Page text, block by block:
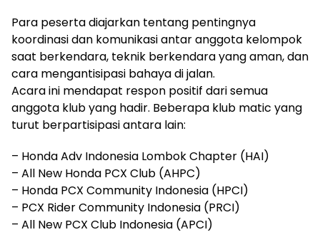
Para peserta diajarkan tentang pentingnya
koordinasi dan komunikasi antar anggota kelompok
saat berkendara, teknik berkendara yang aman, dan
cara mengantisipasi bahaya di jalan.
Acara ini mendapat respon positif dari semua
anggota klub yang hadir. Beberapa klub matic yang
turut berpartisipasi antara lain:
– Honda Adv Indonesia Lombok Chapter (HAI)
– All New Honda PCX Club (AHPC)
– Honda PCX Community Indonesia (HPCI)
– PCX Rider Community Indonesia (PRCI)
– All New PCX Club Indonesia (APCI)